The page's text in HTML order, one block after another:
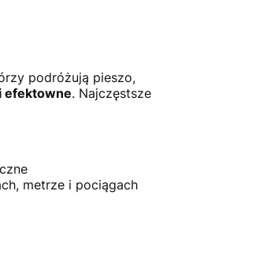
podróżują pieszo,
efektowne. Najczęstsze
metrze i pociągach